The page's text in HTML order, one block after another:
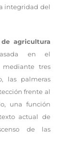
integridad del
agricultura
en el
tres
las palmeras
frente al
una función
actual de
de las